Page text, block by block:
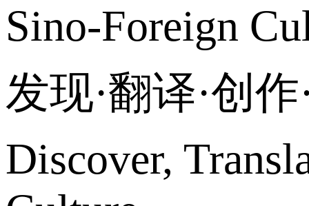
Sino-Foreign
发现·翻译·创
Discover,